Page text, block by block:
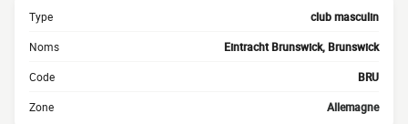
Type club masculin
Noms Eintracht Brunswick, Brunswick
Code BRU
Zone Allemagne